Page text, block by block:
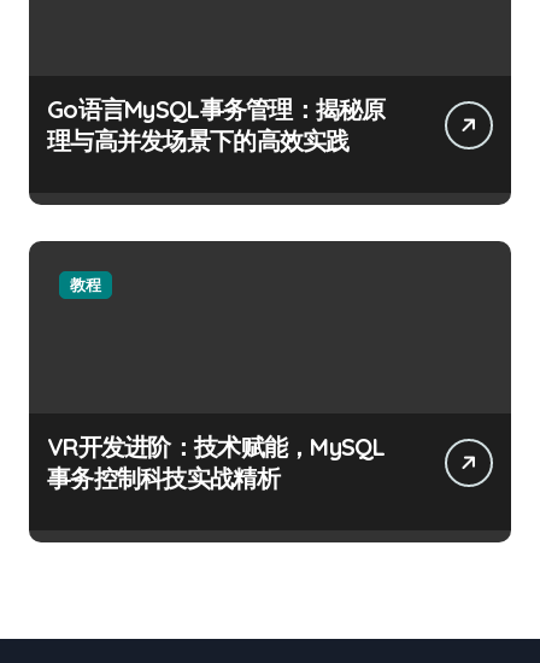
Go语言MySQL事务管理：揭秘原
理与高并发场景下的高效实践
教程
VR开发进阶：技术赋能，MySQL
事务控制科技实战精析